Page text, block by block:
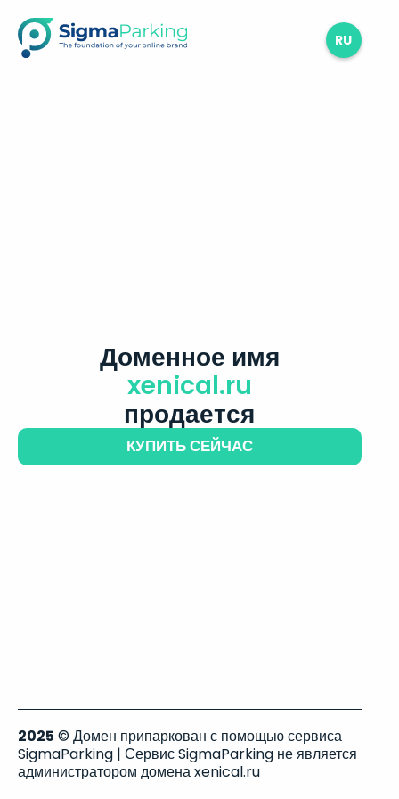
RU
Доменное имя
xenical.ru
продается
КУПИТЬ СЕЙЧАС
2025 © Домен припаркован с помощью сервиса
SigmaParking | Сервис SigmaParking не является
администратором домена xenical.ru